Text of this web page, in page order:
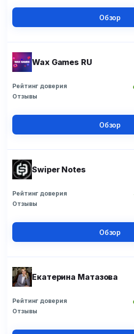
Обзор
Wax Games RU
Рейтинг доверия
Отзывы
Обзор
Swiper Notes
Рейтинг доверия
Отзывы
Обзор
Екатерина Матазова
Рейтинг доверия
Отзывы